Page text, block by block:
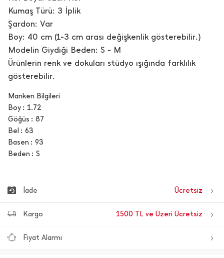
Kumaş Türü: 3 İplik
Şardon: Var
Boy: 40 cm (1-3 cm arası değişkenlik gösterebilir.)
Modelin Giydiği Beden: S - M
Ürünlerin renk ve dokuları stüdyo ışığında farklılık
gösterebilir.
Manken Bilgileri
Boy
1.72
Göğüs
87
Bel
63
Basen
93
Beden
S
İade Ücretsiz
Kargo 1500 TL ve Üzeri Ücretsiz
Fiyat Alarmı